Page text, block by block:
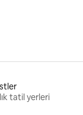
tatil yerleri